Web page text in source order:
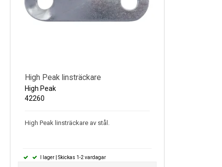
High Peak linsträckare
High Peak
42260
High Peak linsträckare av stål.
I lager | Skickas 1-2 vardagar